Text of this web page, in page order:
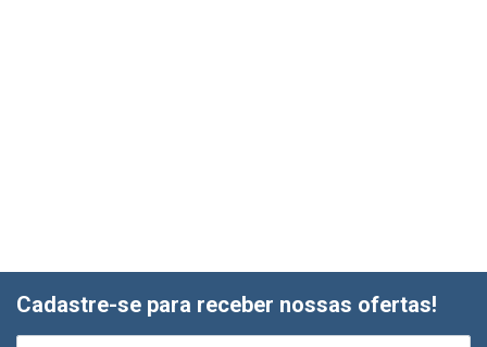
Cadastre-se para receber nossas ofertas!